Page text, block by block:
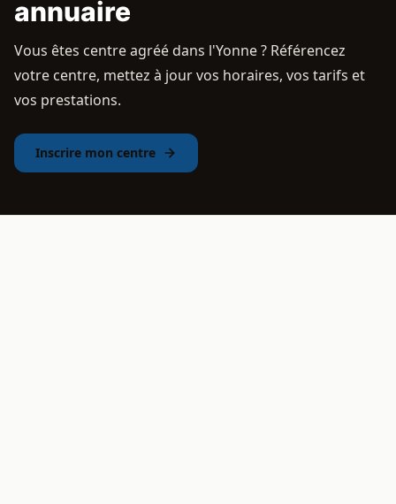
annuaire
Vous êtes centre agréé dans l'Yonne ? Référencez
votre centre, mettez à jour vos horaires, vos tarifs et
vos prestations.
Inscrire mon centre